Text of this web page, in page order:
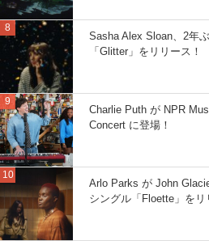
Sasha Alex Sloan、2年
「Glitter」をリリース！
Charlie Puth が NPR
Concert に登場！
Arlo Parks が John
シングル「Floette」をリ